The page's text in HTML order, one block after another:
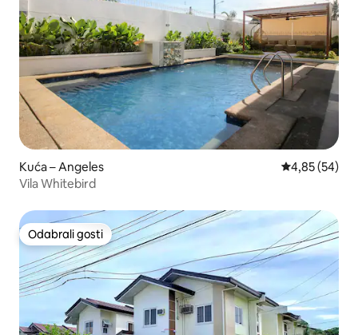
Kuća – Angeles Prosječna
4,85 (54)
Vila Whitebird
Odabrali gosti
Odabrali gosti